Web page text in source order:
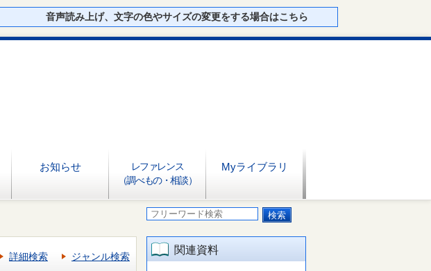
音声読み上げ、文字の色やサイズの変更をする場合はこちら
お知らせ
レファレンス
（調べもの・相談）
Myライブラリ
詳細検索 ジャンル検索
関連資料